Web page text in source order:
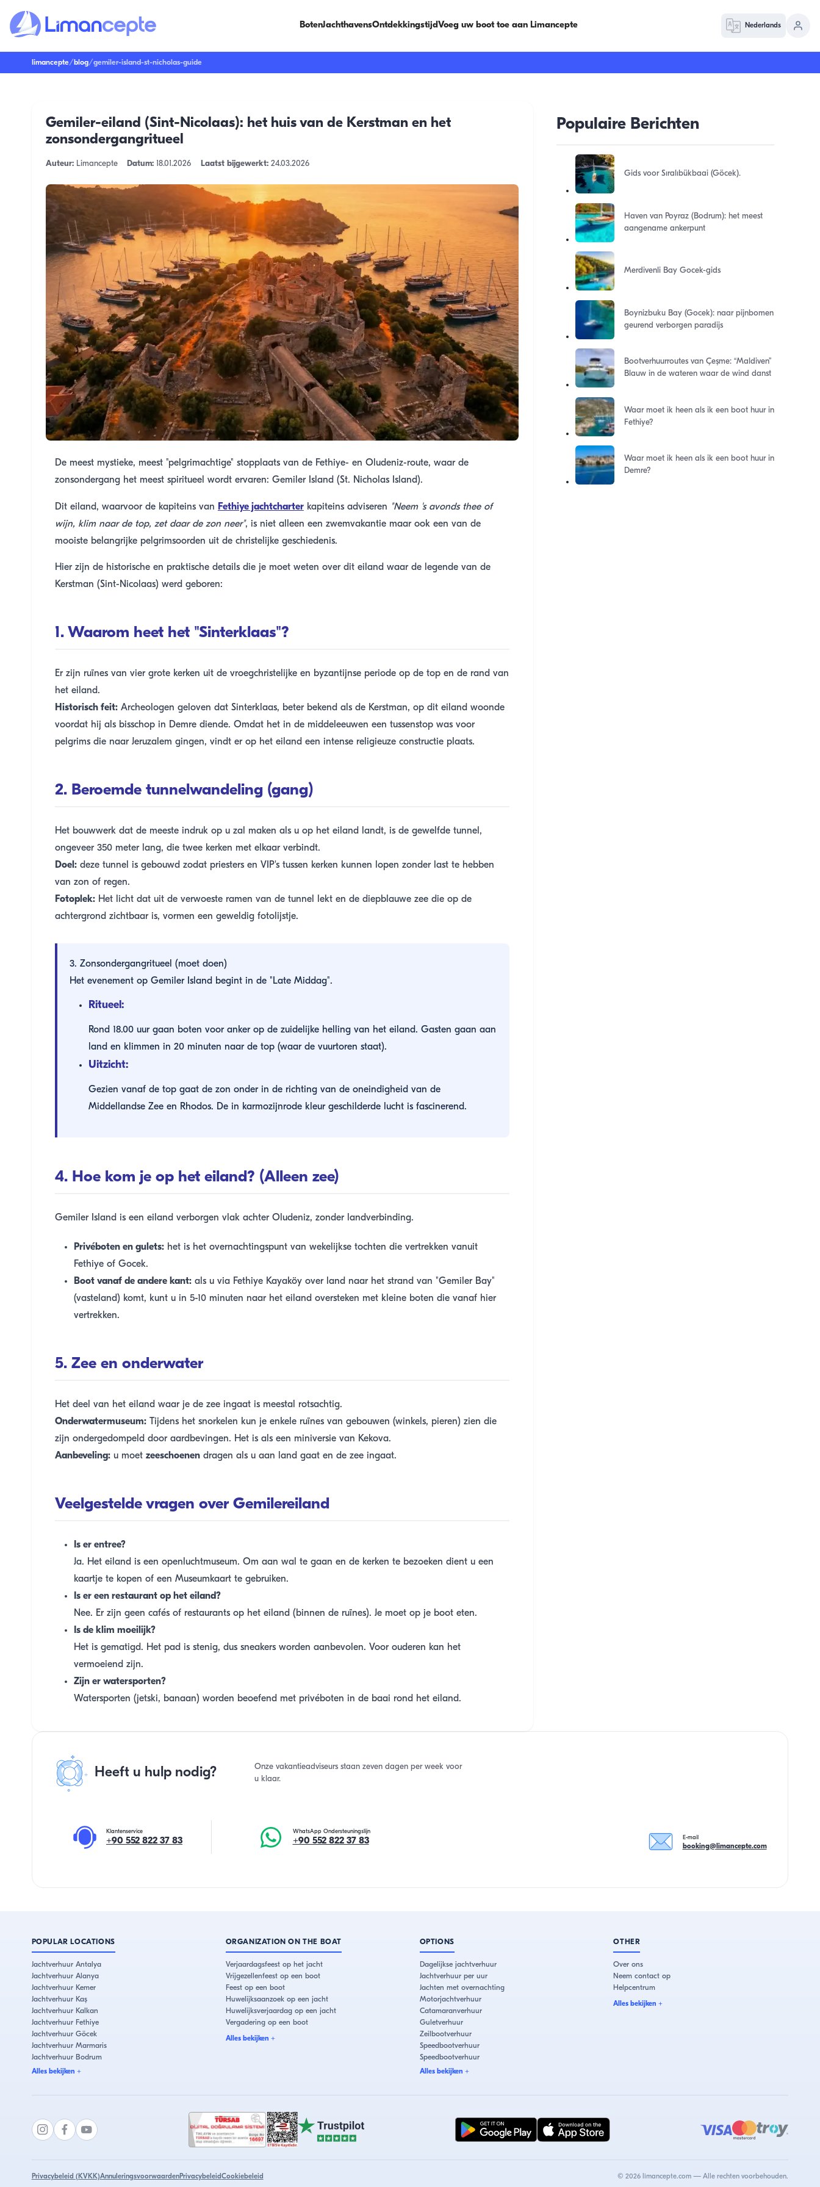
BotenJachthavensOntdekkingstijdVoeg uw boot toe aan Limancepte Nederlands
limancepte/ blog/gemiler-island-st-nicholas-guide
Gemiler-eiland (Sint-Nicolaas): het huis van de Kerstman en het
zonsondergangritueel
Auteur:Limancepte Datum: 18.01.2026 Laatst bijgewerkt: 24.03.2026
De meest mystieke, meest "pelgrimachtige" stopplaats van de Fethiye- en Oludeniz-route, waar de
zonsondergang het meest spiritueel wordt ervaren: Gemiler Island (St. Nicholas Island).
Dit eiland, waarvoor de kapiteins van Fethiye jachtcharterkapiteins adviseren "Neem 's avonds thee of
wijn, klim naar de top, zet daar de zon neer", is niet alleen een zwemvakantie maar ook een van de
mooiste belangrijke pelgrimsoorden uit de christelijke geschiedenis.
Hier zijn de historische en praktische details die je moet weten over dit eiland waar de legende van de
Kerstman (Sint-Nicolaas) werd geboren:
1. Waarom heet het "Sinterklaas"?
Er zijn ruïnes van vier grote kerken uit de vroegchristelijke en byzantijnse periode op de top en de rand van
het eiland.
Historisch feit:Archeologen geloven dat Sinterklaas, beter bekend als de Kerstman, op dit eiland woonde
voordat hij als bisschop in Demre diende. Omdat het in de middeleeuwen een tussenstop was voor
pelgrims die naar Jeruzalem gingen, vindt er op het eiland een intense religieuze constructie plaats.
2. Beroemde tunnelwandeling (gang)
Het bouwwerk dat de meeste indruk op u zal maken als u op het eiland landt, is de gewelfde tunnel,
ongeveer 350 meter lang, die twee kerken met elkaar verbindt.
Doel:deze tunnel is gebouwd zodat priesters en VIP's tussen kerken kunnen lopen zonder last te hebben
van zon of regen.
Fotoplek:Het licht dat uit de verwoeste ramen van de tunnel lekt en de diepblauwe zee die op de
achtergrond zichtbaar is, vormen een geweldig fotolijstje.
3. Zonsondergangritueel (moet doen)
Het evenement op Gemiler Island begint in de "Late Middag".
Ritueel:
Rond 18.00 uur gaan boten voor anker op de zuidelijke helling van het eiland. Gasten gaan aan
land en klimmen in 20 minuten naar de top (waar de vuurtoren staat).
Uitzicht:
Gezien vanaf de top gaat de zon onder in de richting van de oneindigheid van de
Middellandse Zee en Rhodos. De in karmozijnrode kleur geschilderde lucht is fascinerend.
4. Hoe kom je op het eiland? (Alleen zee)
Gemiler Island is een eiland verborgen vlak achter Oludeniz, zonder landverbinding.
Privéboten en gulets:het is het overnachtingspunt van wekelijkse tochten die vertrekken vanuit
Fethiye of Gocek.
Boot vanaf de andere kant:als u via Fethiye Kayaköy over land naar het strand van "Gemiler Bay"
(vasteland) komt, kunt u in 5-10 minuten naar het eiland oversteken met kleine boten die vanaf hier
vertrekken.
5. Zee en onderwater
Het deel van het eiland waar je de zee ingaat is meestal rotsachtig.
Onderwatermuseum:Tijdens het snorkelen kun je enkele ruïnes van gebouwen (winkels, pieren) zien die
zijn ondergedompeld door aardbevingen. Het is als een miniversie van Kekova.
Aanbeveling:u moet zeeschoenendragen als u aan land gaat en de zee ingaat.
Veelgestelde vragen over Gemilereiland
Is er entree?
Ja. Het eiland is een openluchtmuseum. Om aan wal te gaan en de kerken te bezoeken dient u een
kaartje te kopen of een Museumkaart te gebruiken.
Is er een restaurant op het eiland?
Nee. Er zijn geen cafés of restaurants op het eiland (binnen de ruïnes). Je moet op je boot eten.
Is de klim moeilijk?
Het is gematigd. Het pad is stenig, dus sneakers worden aanbevolen. Voor ouderen kan het
vermoeiend zijn.
Zijn er watersporten?
Watersporten (jetski, banaan) worden beoefend met privéboten in de baai rond het eiland.
Populaire Berichten
Gids voor Sıralıbükbaai (Göcek).
Haven van Poyraz (Bodrum): het meest
aangename ankerpunt
Merdivenli Bay Gocek-gids
Boynizbuku Bay (Gocek): naar pijnbomen
geurend verborgen paradijs
Bootverhuurroutes van Çeşme: “Maldiven”
Blauw in de wateren waar de wind danst
Waar moet ik heen als ik een boot huur in
Fethiye?
Waar moet ik heen als ik een boot huur in
Demre?
Heeft u hulp nodig?
Onze vakantieadviseurs staan zeven dagen per week voor
u klaar.
Klantenservice
+90 552 822 37 83
WhatsApp Ondersteuningslijn
+90 552 822 37 83 E-mail
booking@limancepte.com
POPULAR LOCATIONS
Jachtverhuur Antalya
Jachtverhuur Alanya
Jachtverhuur Kemer
Jachtverhuur Kaş
Jachtverhuur Kalkan
Jachtverhuur Fethiye
Jachtverhuur Göcek
Jachtverhuur Marmaris
Jachtverhuur Bodrum
Jachtverhuur Çeşme
Alles bekijken +
ORGANIZATION ON THE BOAT
Verjaardagsfeest op het jacht
Vrijgezellenfeest op een boot
Feest op een boot
Huwelijksaanzoek op een jacht
Huwelijksverjaardag op een jacht
Vergadering op een boot
Alles bekijken +
OPTIONS
Dagelijkse jachtverhuur
Jachtverhuur per uur
Jachten met overnachting
Motorjachtverhuur
Catamaranverhuur
Guletverhuur
Zeilbootverhuur
Speedbootverhuur
Speedbootverhuur
Alles bekijken +
OTHER
Over ons
Neem contact op
Helpcentrum
Alles bekijken +
Privacybeleid (KVKK)AnnuleringsvoorwaardenPrivacybeleidCookiebeleid ©2026 limancepte.com —Alle rechten voorbehouden.